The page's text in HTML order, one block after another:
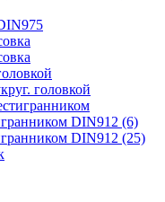
головкой
DIN912 (6)
DIN912 (25)